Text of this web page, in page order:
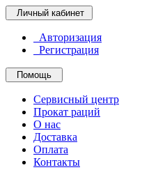
Личный кабинет
Авторизация
Регистрация
Помощь
Сервисный центр
Прокат раций
О нас
Доставка
Оплата
Контакты